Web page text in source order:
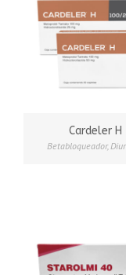
Cardeler H
Betabloqueador,